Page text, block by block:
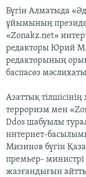
Skip
to
Search
ӘЛЕУМЕТ
ӘЛЕМ
АРНАЙЫ ЖОБАЛАР
Русский
ЖАЗЫЛЫҢЫЗ
Басқа тілдерде
Бүгін Алматыда
ұйымының
«Zonakz.net»
редакторы Юрий
редакторының
баспасөз
Азаттық
терроризм мен
Ddos шабуылы
ннтернет-
Мизинов бүгін
премьер- министрі
жазғандығын